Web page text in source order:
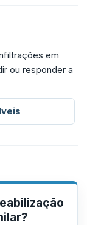
em
ou responder a